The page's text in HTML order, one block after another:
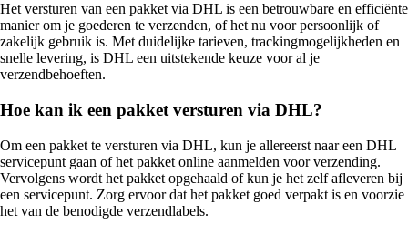
Het versturen van een pakket via DHL is een betrouwbare en efficiënte
manier om je goederen te verzenden, of het nu voor persoonlijk of
zakelijk gebruik is. Met duidelijke tarieven, trackingmogelijkheden en
snelle levering, is DHL een uitstekende keuze voor al je
verzendbehoeften.
Hoe kan ik een pakket versturen via DHL?
Om een pakket te versturen via DHL, kun je allereerst naar een DHL
servicepunt gaan of het pakket online aanmelden voor verzending.
Vervolgens wordt het pakket opgehaald of kun je het zelf afleveren bij
een servicepunt. Zorg ervoor dat het pakket goed verpakt is en voorzie
het van de benodigde verzendlabels.